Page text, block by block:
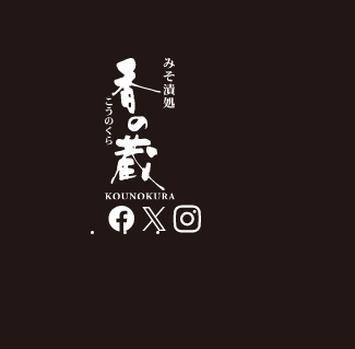
facebook
X instagram